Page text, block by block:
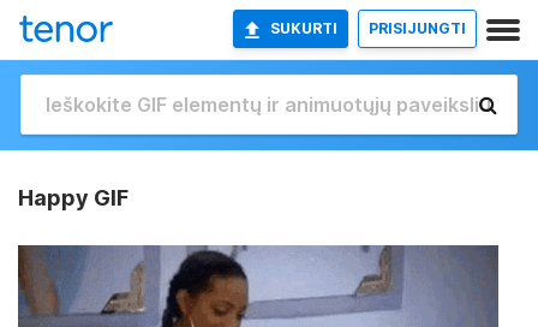
SUKURTI PRISIJUNGTI
Happy GIF